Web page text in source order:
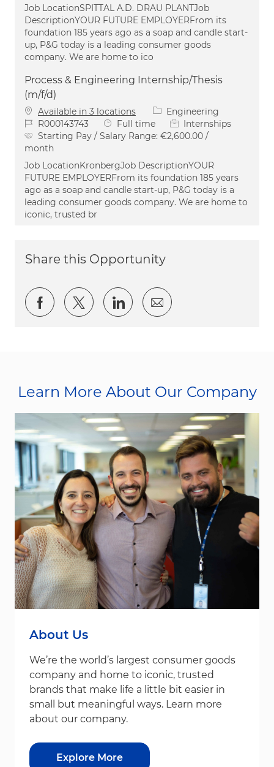
Job LocationSPITTAL A.D. DRAU PLANTJob
DescriptionYOUR FUTURE EMPLOYERFrom its
foundation 185 years ago as a soap and candle start-
up, P&G today is a leading consumer goods
company. We are home to ico
Process & Engineering Internship/Thesis
(m/f/d)
Available in 3 locations Category
Engineering
Job IdR000143743 Job Type
Full time
Internships
Starting Pay / Salary Range: €2,600.00 /
month
Job LocationKronbergJob DescriptionYOUR
FUTURE EMPLOYERFrom its foundation 185 years
ago as a soap and candle start-up, P&G today is a
leading consumer goods company. We are home to
iconic, trusted br
Share this Opportunity
Share via Facebook
Share via twitter
Share via LinkedIn
Share via email
Learn More About Our Company
About Us
We’re the world’s largest consumer goods
company and home to iconic, trusted
brands that make life a little bit easier in
small but meaningful ways. Learn more
about our company.
Explore More